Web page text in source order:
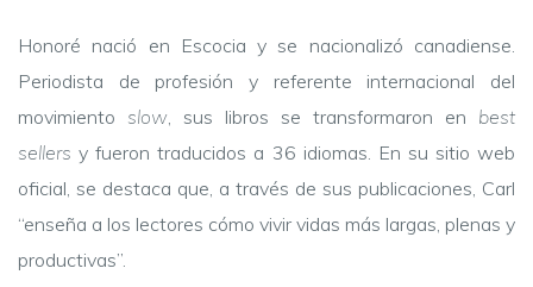
Honoré nació en Escocia y se nacionalizó canadiense.
Periodista de profesión y referente internacional del
movimiento slow, sus libros se transformaron en best
sellers y fueron traducidos a 36 idiomas. En su sitio web
oficial, se destaca que, a través de sus publicaciones, Carl
“enseña a los lectores cómo vivir vidas más largas, plenas y
productivas”.